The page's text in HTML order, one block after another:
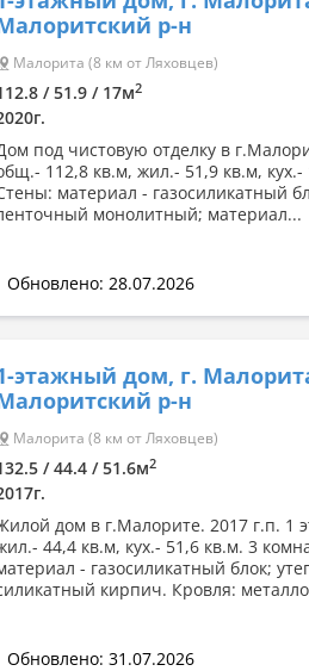
р-н
Малорита (8 км от Ляховцев)
/ 51.9 / 17м2
под чистовую отделку в
112,8 кв.м, жил.- 51,9 кв.м,
материал - газосиликатный
монолитный; материал...
Обновлено: 28.07.2026
этажный дом, г.
р-н
Малорита (8 км от Ляховцев)
/ 44.4 / 51.6м2
дом в г.Малорите. 2017 г.п. 1
44,4 кв.м, кух.- 51,6 кв.м. 3
- газосиликатный блок;
кирпич. Кровля:
Обновлено: 31.07.2026